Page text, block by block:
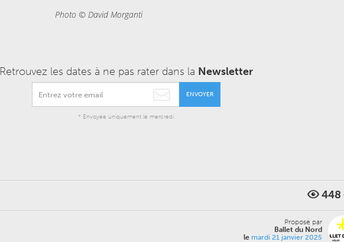
Photo © David Morganti
Retrouvez les dates à ne pas rater dans la Newsletter
ENVOYER
* Envoyée uniquement le mercredi.
448
Proposé par
Ballet du Nord
le mardi 21 janvier 2025